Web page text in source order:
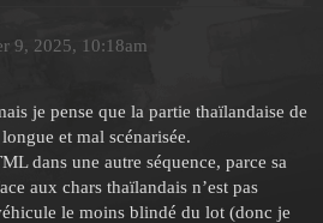
9, 2025, 10:18am
je pense que la partie thaïlandaise de
et mal scénarisée.
dans une autre séquence, parce sa
aux chars thaïlandais n’est pas
le moins blindé du lot (donc je